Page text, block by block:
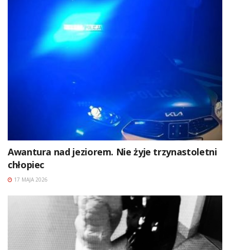
Awantura nad jeziorem. Nie żyje trzynastoletni
chłopiec
17 MAJA 2026